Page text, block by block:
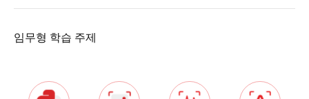
임무형 학습 주제